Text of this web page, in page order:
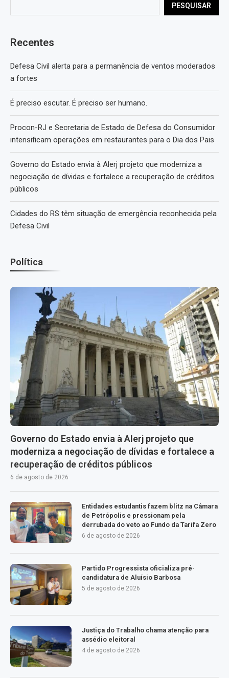
PESQUISAR
Recentes
Defesa Civil alerta para a permanência de ventos moderados
a fortes
É preciso escutar. É preciso ser humano.
Procon-RJ e Secretaria de Estado de Defesa do Consumidor
intensificam operações em restaurantes para o Dia dos Pais
Governo do Estado envia à Alerj projeto que moderniza a
negociação de dívidas e fortalece a recuperação de créditos
públicos
Cidades do RS têm situação de emergência reconhecida pela
Defesa Civil
Política
Governo do Estado envia à Alerj projeto que
moderniza a negociação de dívidas e fortalece a
recuperação de créditos públicos
6 de agosto de 2026
Entidades estudantis fazem blitz na Câmara
de Petrópolis e pressionam pela
derrubada do veto ao Fundo da Tarifa Zero
6 de agosto de 2026
Partido Progressista oficializa pré-
candidatura de Aluísio Barbosa
5 de agosto de 2026
Justiça do Trabalho chama atenção para
assédio eleitoral
4 de agosto de 2026